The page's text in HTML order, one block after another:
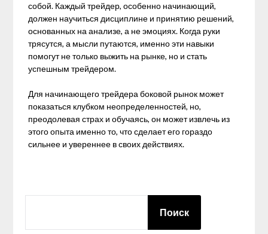
собой. Каждый трейдер, особенно начинающий,
должен научиться дисциплине и принятию решений,
основанных на анализе, а не эмоциях. Когда руки
трясутся, а мысли путаются, именно эти навыки
помогут не только выжить на рынке, но и стать
успешным трейдером.
Для начинающего трейдера боковой рынок может
показаться клубком неопределенностей, но,
преодолевая страх и обучаясь, он может извлечь из
этого опыта именно то, что сделает его гораздо
сильнее и увереннее в своих действиях.
Поиск